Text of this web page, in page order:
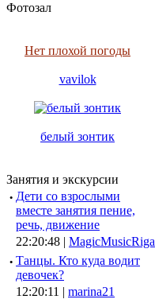
Фотозал
Нет плохой погоды
vavilok
белый зонтик
Занятия и экскурсии
· Дети со взрослыми
вместе занятия пение,
речь, движение
22:20:48 | MagicMusicRiga
· Танцы. Кто куда водит
девочек?
12:20:11 | marina21